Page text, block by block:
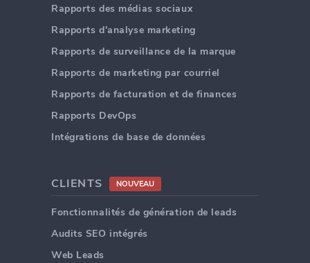
Rapports des médias sociaux
Rapports d'analyse marketing
Rapports de surveillance de la marque
Rapports de marketing par courriel
Rapports de facturation et de finances
Rapports DevOps
Intégrations de base de données
CLIENTS NOUVEAU
Fonctionnalités de génération de leads
Audits SEO intégrés
Web Leads